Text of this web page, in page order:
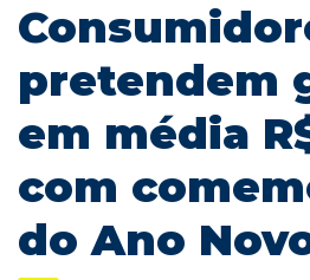
pretendem
em média
com
do Ano